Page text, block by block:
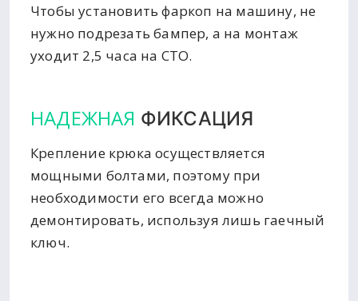
Чтобы установить фаркоп на машину, не
нужно подрезать бампер, а на монтаж
уходит 2,5 часа на СТО.
НАДЕЖНАЯ ФИКСАЦИЯ
Крепление крюка осуществляется
мощными болтами, поэтому при
необходимости его всегда можно
демонтировать, используя лишь гаечный
ключ.